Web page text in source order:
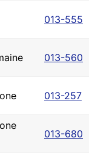
013-555
013-560
013-257
013-680